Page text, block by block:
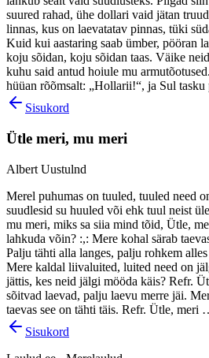
suured rahad, ühe dollari vaid jätan
linnas, kus on laevatatav pinnas, tüki
Kuid kui aastaring saab ümber, pööran
koju sõidan, koju sõidan taas. Väike
kuhu said antud hoiule mu
hüüan rõõmsalt: „Hollarii!“, ja Sul
Sisukord
Ütle meri, mu meri
Albert Uustulnd
Merel puhumas on tuuled, tuuled need
suudlesid su huuled või ehk tuul neist
mu meri, miks sa siia mind tõid, Ütle,
lahkuda võin? :,: Mere kohal särab
Palju tähti alla langes, palju rohkem
Mere kaldal liivaluited, luited need on
jättis, kes neid jälgi mööda käis? Refr.
sõitvad laevad, palju laevu merre jäi.
taevas see on tähti täis. Refr. Ütle, meri
Sisukord